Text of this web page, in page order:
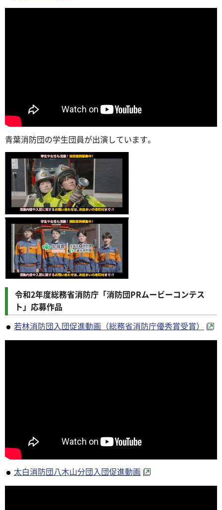
青葉消防団の学生団員が出演しています。
令和2年度総務省消防庁「消防団PRムービーコンテス
ト」応募作品
若林消防団入団促進動画（総務省消防庁優秀賞受賞）
太白消防団八木山分団入団促進動画